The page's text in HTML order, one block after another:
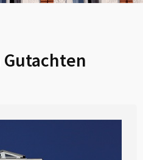
Gutachten